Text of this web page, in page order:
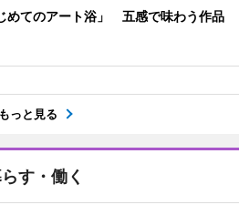
めてのアート浴」 五感で味わう作品
もっと見る
す・働く